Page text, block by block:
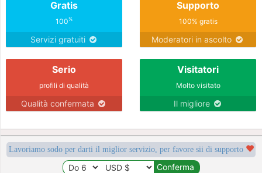
Gratis
100%
Servizi gratuiti
Supporto
100% gratis
Moderatori in ascolto
Serio
profili di qualità
Qualità confermata
Visitatori
Molto visitato
Il migliore
Lavoriamo sodo per darti il miglior servizio, per favore sii di supporto